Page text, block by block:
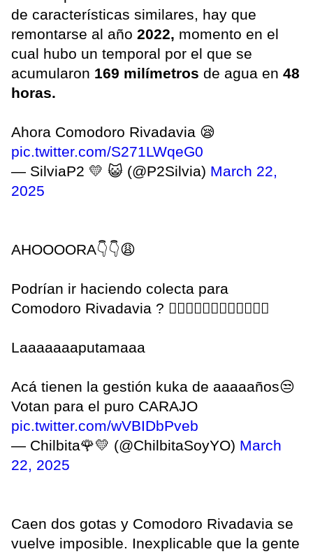
de características similares, hay que
remontarse al año 2022, momento en el
cual hubo un temporal por el que se
acumularon 169 milímetros de agua en 48
horas.
Ahora Comodoro Rivadavia 😪
pic.twitter.com/S271LWqeG0
— SilviaP2 💛 😺 (@P2Silvia) March 22,
2025
AHOOOORA👇👇😩
Podrían ir haciendo colecta para
Comodoro Rivadavia ? 🤦🏼‍♀️🤦🏼‍♀️🤦🏼‍♀️🤦🏼‍♀️
Laaaaaaaputamaaa
Acá tienen la gestión kuka de aaaaaños😒
Votan para el puro CARAJO
pic.twitter.com/wVBIDbPveb
— Chilbita🌹💛 (@ChilbitaSoyYO) March
22, 2025
Caen dos gotas y Comodoro Rivadavia se
vuelve imposible. Inexplicable que la gente